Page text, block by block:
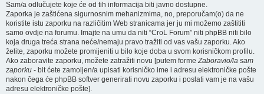
Sam/a odlučujete koje će od tih informacija biti javno dostupne.
Zaporka je zaštićena sigurnosnim mehanizmima, no, preporučam(o) da ne
koristite istu zaporku na različitim Web stranicama jer ju mi možemo zaštititi
samo ovdje na forumu. Imajte na umu da niti “CroL Forum” niti phpBB niti bilo
koja druga treća strana neće/nemaju pravo tražiti od vas vašu zaporku. Ako
želite, zaporku možete promijeniti u bilo koje doba u svom korisničkom profilu.
Ako zaboravite zaporku, možete zatražiti novu [putem formeZaboravio/la sam
zaporku - bit ćete zamoljen/a upisati korisničko ime i adresu elektroničke pošte
nakon čega će phpBB softver generirati novu zaporku i poslati vam je na vašu
adresu elektroničke pošte].